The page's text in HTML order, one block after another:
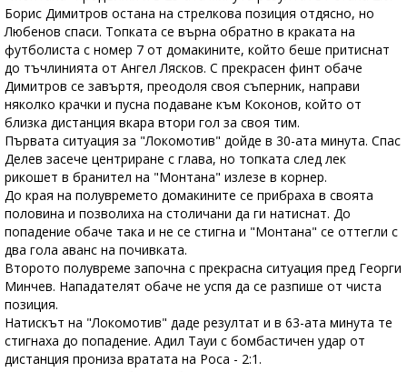
Борис Димитров остана на стрелкова позиция отдясно, но
Любенов спаси. Топката се върна обратно в краката на
футболиста с номер 7 от домакините, който беше притиснат
до тъчлинията от Ангел Лясков. С прекрасен финт обаче
Димитров се завъртя, преодоля своя съперник, направи
няколко крачки и пусна подаване към Коконов, който от
близка дистанция вкара втори гол за своя тим.
Първата ситуация за "Локомотив" дойде в 30-ата минута. Спас
Делев засече центриране с глава, но топката след лек
рикошет в бранител на "Монтана" излезе в корнер.
До края на полувремето домакините се прибраха в своята
половина и позволиха на столичани да ги натиснат. До
попадение обаче така и не се стигна и "Монтана" се оттегли с
два гола аванс на почивката.
Второто полувреме започна с прекрасна ситуация пред Георги
Минчев. Нападателят обаче не успя да се разпише от чиста
позиция.
Натискът на "Локомотив" даде резултат и в 63-ата минута те
стигнаха до попадение. Адил Тауи с бомбастичен удар от
дистанция прониза вратата на Роса - 2:1.